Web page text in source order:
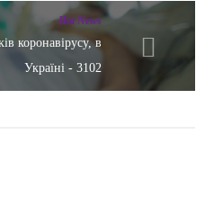
Hot News
коронавірусу, в
Україні - 3102